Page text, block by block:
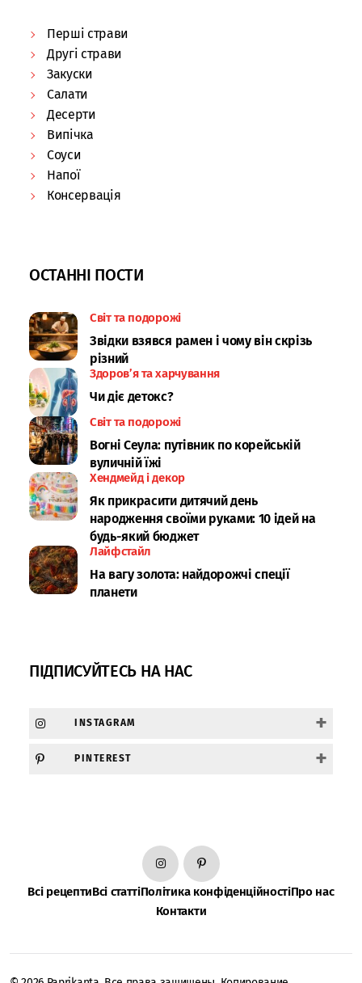
Перші страви
Другі страви
Закуски
Салати
Десерти
Випічка
Соуси
Напої
Консервація
ОСТАННІ ПОСТИ
Світ та подорожі
Звідки взявся рамен і чому він скрізь
різний
Здоров’я та харчування
Чи діє детокс?
Світ та подорожі
Вогні Сеула: путівник по корейській
вуличній їжі
Хендмейд і декор
Як прикрасити дитячий день
народження своїми руками: 10 ідей на
будь-який бюджет
Лайфстайл
На вагу золота: найдорожчі спеції
планети
ПІДПИСУЙТЕСЬ НА НАС
INSTAGRAM +
PINTEREST +
Всі рецептиВсі статтіПолітика конфіденційностіПро нас
Контакти